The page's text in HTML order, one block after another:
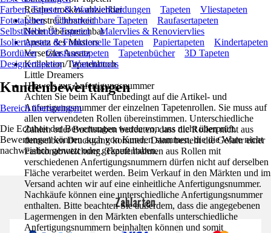
Restlos trocken abziehbar
Überstreichbarkeit
Nicht Überstreichbar
Ansatz des Musters
Versetzter Ansatz
Kollektion/Tapetenbuch
Little Dreamers
Hinweis zur Anfertigungsnummer
Achten Sie beim Kauf unbedingt auf die Artikel- und
Anfertigungsnummer der einzelnen Tapetenrollen. Sie muss auf
allen verwendeten Rollen übereinstimmen. Unterschiedliche
Zahlen oder Buchstaben bedeuten, dass die Rollen nicht aus
demselben Druckgang kommen. Dann besteht die Gefahr einer
Farbtonabweichung. Tapetenbahnen aus Rollen mit
verschiedenen Anfertigungsnummern dürfen nicht auf derselben
Fläche verarbeitet werden. Beim Verkauf in den Märkten und im
Versand achten wir auf eine einheitliche Anfertigungsnummer.
Nachkäufe können eine unterschiedliche Anfertigungsnummer
enthalten. Bitte beachten Sie außerdem, dass die angegebenen
Lagermengen in den Märkten ebenfalls unterschiedliche
Anfertigungsnummern beinhalten können und somit
Farben, Tapeten & Wandverkleidungen
Tapeten
Vliestapeten
Fototapeten
Überstreichbare Tapeten
Raufasertapeten
Selbstklebende Tapeten
Malervlies & Renoviervlies
Isoliertapeten & Funktionelle Tapeten
Papiertapeten
Kindertapeten
Bordüren
Glasfasertapeten Tapetenbücher
3D Tapeten
Designertapeten
Wandtattoos
Kundenbewertungen
Bereich überspringen
Die Echtheit der Bewertungen wurde von uns nicht überprüft.
Bewertungen können auch von Kunden stammen, die die Ware nicht
nachweislich genutzt oder gekauft haben.
Zahlarten